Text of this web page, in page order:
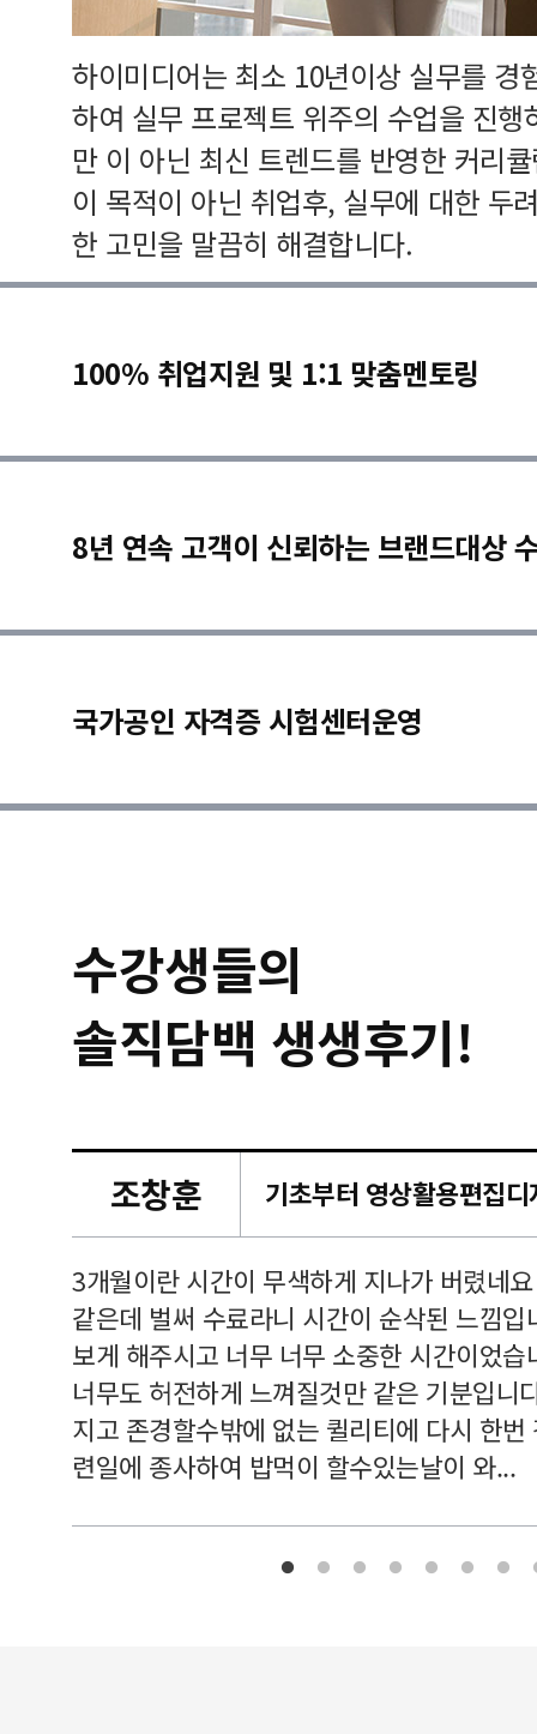
하이미디어는 최소 10년이상 실무를 경
하여 실무 프로젝트 위주의 수업을 진
만 이 아닌 최신 트렌드를 반영한 커리
이 목적이 아닌 취업후, 실무에 대한 두
한 고민을 말끔히 해결합니다.
100% 취업지원 및 1:1 맞춤멘토링
8년 연속 고객이 신뢰하는 브랜드대상
국가공인 자격증 시험센터운영
수강생들의
솔직담백 생생후기!
조창훈
3개월이란 시간이 무색하게 지나가 버렸네
같은데 벌써 수료라니 시간이 순삭된 느낌
보게 해주시고 너무 너무 소중한 시간이었
너무도 허전하게 느껴질것만 같은 기분입니
지고 존경할수밖에 없는 퀼리티에 다시 한
련일에 종사하여 밥먹이 할수있는날이 와...